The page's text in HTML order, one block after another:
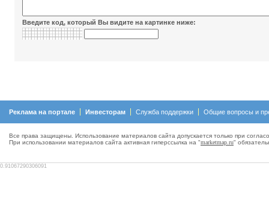
Введите код, который Вы видите на картинке ниже:
Реклама на портале Инвесторам Служба поддержки Общие вопросы и
Все права защищены. Использование материалов сайта допускается только при
При использовании материалов сайта активная гиперсcылка на "marketmap.ru"
0.91067290306091